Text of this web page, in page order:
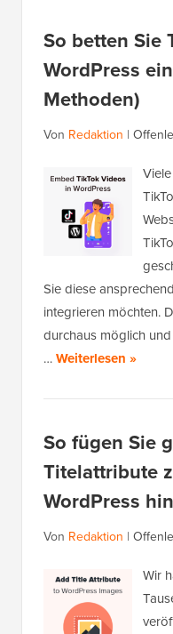
So betten Sie
WordPress
Methoden)
Von Redaktion |
Sie diese
integrieren möchten.
durchaus möglich
…Weiterlesen »
So fügen Sie
Titelattribute
WordPress
Von Redaktion |
Wir